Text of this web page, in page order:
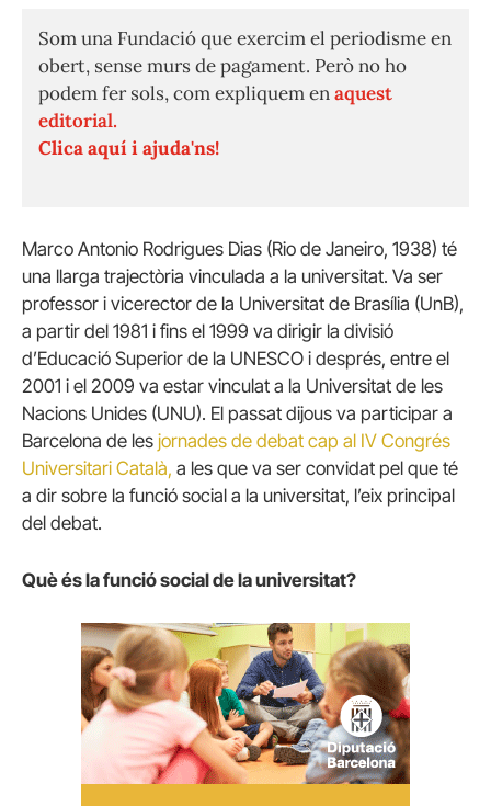
Som una Fundació que exercim el periodisme en
obert, sense murs de pagament. Però no ho
podem fer sols, com expliquem enaquest
editorial.
Clica aquí i ajuda'ns!
Marco Antonio Rodrigues Dias (Rio de Janeiro, 1938) té
una llarga trajectòria vinculada a la universitat. Va ser
professor i vicerector de la Universitat de Brasília (UnB),
a partir del 1981 i fins el 1999 va dirigir la divisió
d’Educació Superior de la UNESCO i després, entre el
2001 i el 2009 va estar vinculat a la Universitat de les
Nacions Unides (UNU). El passat dijous va participar a
Barcelona de les jornades de debat cap al IV Congrés
Universitari Català, a les que va ser convidat pel que té
a dir sobre la funció social a la universitat, l’eix principal
del debat.
Què és la funció social de la universitat?